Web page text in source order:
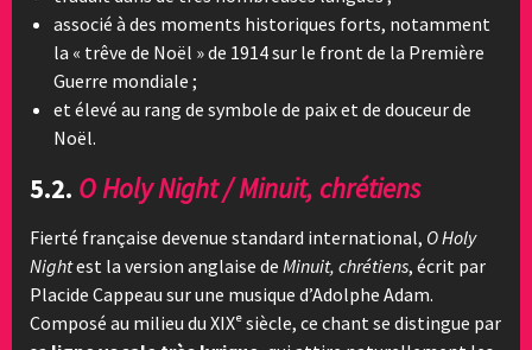
associé à des moments historiques forts, notamment
la « trêve de Noël » de 1914 sur le front de la Première
Guerre mondiale ;
et élevé au rang de symbole de paix et de douceur de
Noël.
5.2. O Holy Night / Minuit, chrétiens
Fierté française devenue standard international, O Holy
Nightest la version anglaise de Minuit, chrétiens, écrit par
Placide Cappeau sur une musique d’Adolphe Adam.
Composé au milieu du XIXᵉ siècle, ce chant se distingue par